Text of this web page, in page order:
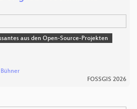
aus den Open-Source-Projekten
FOSSGIS 2026